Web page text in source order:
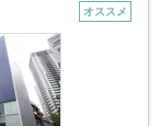
オススメ